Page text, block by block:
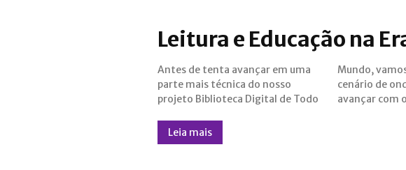
Leitura e Educação na
Antes de tenta avançar em uma
parte mais técnica do nosso
projeto Biblioteca Digital de Todo
Mundo, vamos contextualizar o
cenário de onde partiremos para
avançar com
Leia mais